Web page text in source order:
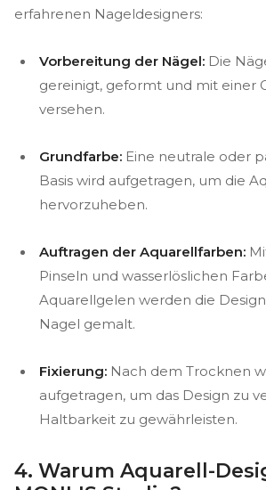
erfahrenen Nageldesigners:
Vorbereitung der Nägel: Die
gereinigt, geformt und mit einer
versehen.
Grundfarbe: Eine neutrale oder
Basis wird aufgetragen, um die
hervorzuheben.
Auftragen der Aquarellfarben:
Pinseln und wasserlöslichen
Aquarellgelen werden die
Nagel gemalt.
Fixierung: Nach dem Trocknen
aufgetragen, um das Design zu
Haltbarkeit zu gewährleisten.
4. Warum Aquarell-